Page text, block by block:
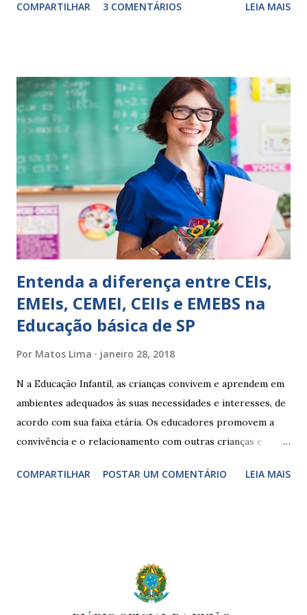
exercitação. E encontrar a melhor maneira de expressar o
sempre as intervenções feitas para ações apresentadas,
isso ressalta trabalho. SUGESTÕES DE PALAVRAS E
EXPRESSÕES PARA USO EM RELATÓRIOS Você pensa Você
escreve O aluno não sabe O aluno não adquiriu os
conceitos, está em fase de aprendizado. Não tem limites
Apresenta dificuldades de auto-regulação, pois… É nervoso
Ainda não desenvolveu habilidades para convívio no
ambiente...
COMPARTILHAR 3 COMENTÁRIOS LEIA MAIS
Entenda a diferença entre CEIs,
EMEIs, CEMEI, CEIIs e EMEBS na
Educação básica de SP
Por Matos Lima janeiro 28, 2018
N a Educação Infantil, as crianças convivem e aprendem em
ambientes adequados às suas necessidades e interesses, de
acordo com sua faixa etária. Os educadores promovem a
convivência e o relacionamento com outras crianças e
garantir o direito das crianças a uma educação integral e de
crianças de zero a 3 anos e 11 meses; – EMEIs - Escolas
Municipais de Educação Infantil, que atendem crianças de 4
COMPARTILHAR POSTAR UM COMENTÁRIO LEIA MAIS